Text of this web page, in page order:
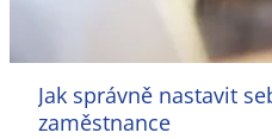
Jak správně nastavit
zaměstnance